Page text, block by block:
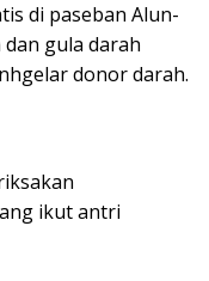
di paseban Alun-
gula darah
donor darah.
ikut antri